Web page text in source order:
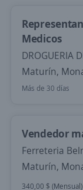
Medicos
DROGUERIA
Maturín,
Más de 30 días
Vendedor
Ferreteria
Maturín,
340,00 $ (Mensual)